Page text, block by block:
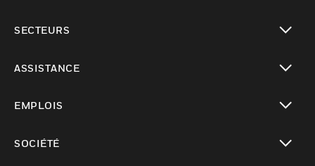
SECTEURS
ASSISTANCE
EMPLOIS
SOCIÉTÉ